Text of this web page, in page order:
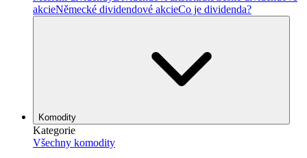
akcieNěmecké dividendové akcieCo je dividenda?
Komodity
Kategorie
Všechny komodity